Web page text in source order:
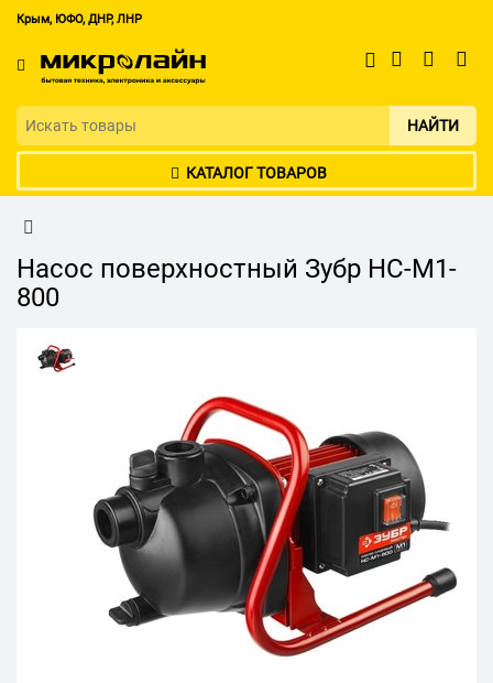
Крым, ЮФО, ДНР, ЛНР
НАЙТИ
КАТАЛОГ ТОВАРОВ
Насос поверхностный Зубр НС-М1-
800